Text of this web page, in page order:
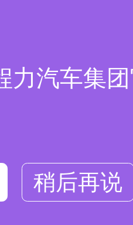
力汽车集
稍后再说